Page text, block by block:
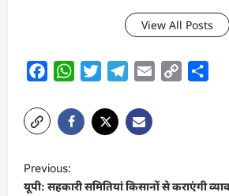
View All Posts
FacebookWhatsAppTwitterTelegram
Email
Copy
o
Previous:
यूपी: सहकारी समितियां किसानों से कराएंगी